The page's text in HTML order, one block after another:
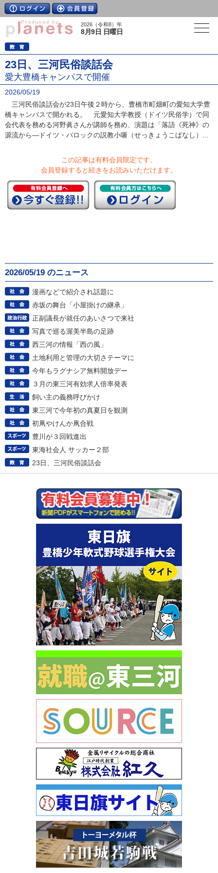
2026（令和8）年
8月9日 日曜日
23日、三河民俗談話会
愛大豊橋キャンパスで開催
2026/05/19
三河民俗談話会が23日午後２時から、豊橋市町畑町の愛知大学豊
橋キャンパスで開かれる。 元愛知大学教授（ドイツ民俗学）で同
会代表を務める河野眞さんが講師を務め、演題は「落語《死神》の
源流から―ドイツ・バロックの説教小噺（せっきょうこばなし）...
この記事は有料会員限定です。
会員登録すると続きをお読みいただけます。
2026/05/19 のニュース
漫画などで紹介され話題に
赤坂の舞台「小屋掛けの継承」
正副議長が就任のあいさつで来社
写真で巡る渥美半島の足跡
西三河の情報「西の風」
土地利用と管理の大切さテーマに
今年もラグナシア無料開放デー
３月の東三河有効求人倍率発表
飼い主の義務呼びかけ
東三河で今年初の真夏日を観測
初凧やけんか凧合戦
豊川が３回戦進出
東海社会人 サッカー２部
23日、三河民俗談話会